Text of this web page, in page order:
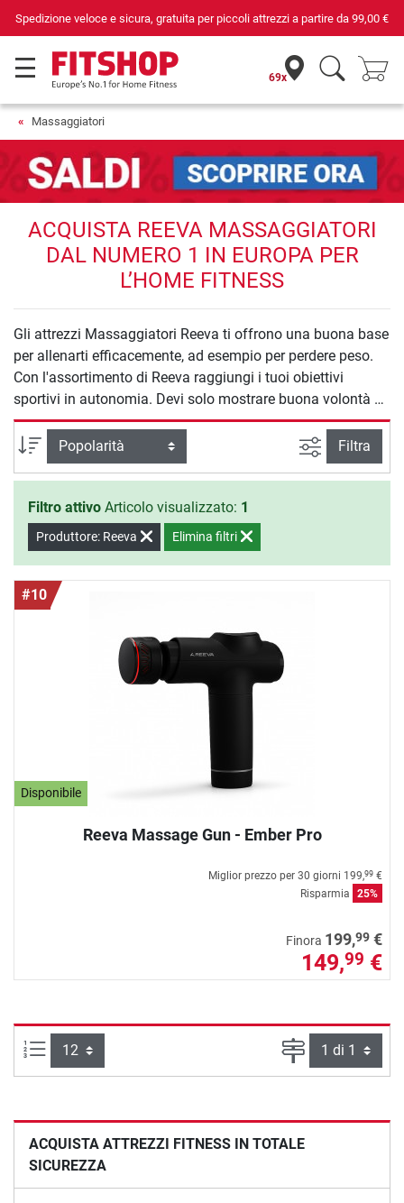
Spedizione veloce e sicura, gratuita per piccoli attrezzi a partire da 99,00 €
69x
Massaggiatori
ACQUISTA REEVA MASSAGGIATORI
DAL NUMERO 1 IN EUROPA PER
L’HOME FITNESS
Gli attrezzi Massaggiatori Reeva ti offrono una buona base
per allenarti efficacemente, ad esempio per perdere peso.
Con l'assortimento di Reeva raggiungi i tuoi obiettivi
sportivi in autonomia. Devi solo mostrare buona volontà e
cominciare ad allenarti.
Ordina per
Ricerca
Filtra
Filtro attivo Articolo visualizzato: 1
Produttore: Reeva Elimina filtri
#10
Disponibile
Reeva Massage Gun - Ember Pro
Miglior prezzo per 30 giorni 199,99 €
Risparmia
25%
Finora 199,99 €
149,99 €
Articoli per pagina: Pagina
ACQUISTA ATTREZZI FITNESS IN TOTALE
SICUREZZA